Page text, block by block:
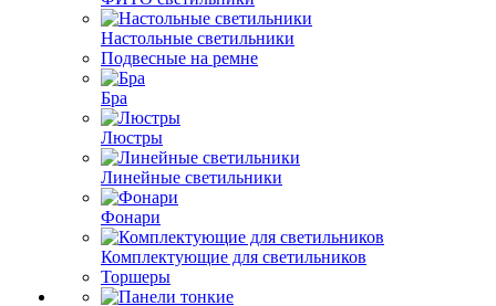
Настольные светильники
Подвесные на ремне
Бра
Люстры
Линейные светильники
Фонари
Комплектующие для светильников
Торшеры